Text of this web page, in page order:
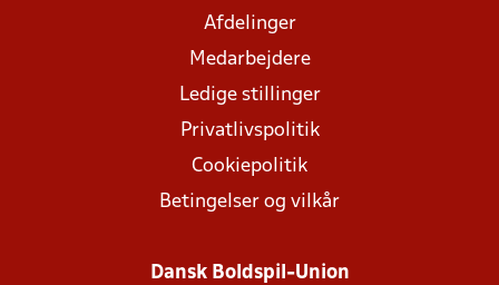
Afdelinger
Medarbejdere
Ledige stillinger
Privatlivspolitik
Cookiepolitik
Betingelser og vilkår
Dansk Boldspil-Union